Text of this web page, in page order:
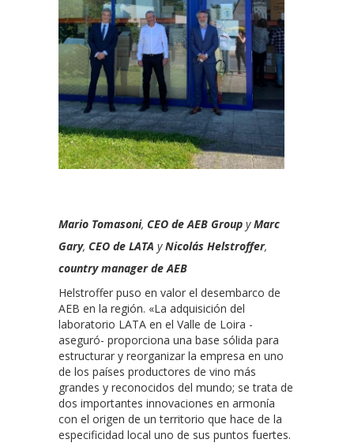
Mario Tomasoni, CEO de AEB Group yMarc
Gary, CEO de LATA yNicolás Helstroffer,
country manager de AEB
Helstroffer puso en valor el desembarco de
AEB en la región. «La adquisición del
laboratorio LATA en el Valle de Loira -
aseguró- proporciona una base sólida para
estructurar y reorganizar la empresa en uno
de los países productores de vino más
grandes y reconocidos del mundo; se trata de
dos importantes innovaciones en armonía
con el origen de un territorio que hace de la
especificidad local uno de sus puntos fuertes.